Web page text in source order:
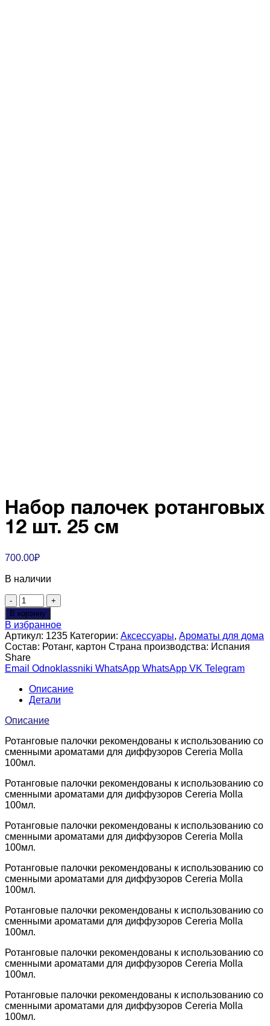
Набор палочек ротанговых
12 шт. 25 см
700.00₽
В наличии
Количество
товара
Набор
палочек
ротанговых
12
шт.
25
см
В корзину
В избранное
Артикул: 1235 Категории: Аксессуары, Ароматы для дома
Состав: Ротанг, картон Страна производства: Испания
Share
Email Odnoklassniki WhatsApp WhatsApp VK Telegram
Описание
Детали
Описание
Ротанговые палочки рекомендованы к использованию со
сменными ароматами для диффузоров Cereria Molla
100мл.
Ротанговые палочки рекомендованы к использованию со
сменными ароматами для диффузоров Cereria Molla
100мл.
Ротанговые палочки рекомендованы к использованию со
сменными ароматами для диффузоров Cereria Molla
100мл.
Ротанговые палочки рекомендованы к использованию со
сменными ароматами для диффузоров Cereria Molla
100мл.
Ротанговые палочки рекомендованы к использованию со
сменными ароматами для диффузоров Cereria Molla
100мл.
Ротанговые палочки рекомендованы к использованию со
сменными ароматами для диффузоров Cereria Molla
100мл.
Ротанговые палочки рекомендованы к использованию со
сменными ароматами для диффузоров Cereria Molla
100мл.